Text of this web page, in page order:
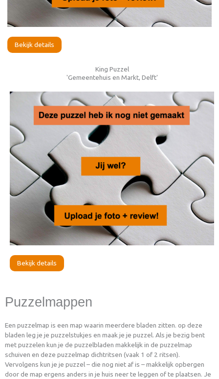
Bekijk details
King Puzzel
'Gemeentehuis en Markt, Delft'
Bekijk details
Puzzelmappen
Een puzzelmap is een map waarin meerdere bladen zitten. op deze
bladen leg je je puzzelstukjes en maak je je puzzel. Als je bezig bent
met puzzelen kun je de puzzelbladen makkelijk in de puzzelmap
schuiven en deze puzzelmap dichtritsen (vaak 1 of 2 ritsen).
Vervolgens kun je je puzzel – die nog niet af is – makkelijk opbergen
door de map ergens anders in je huis neer te leggen of te plaatsen. Je